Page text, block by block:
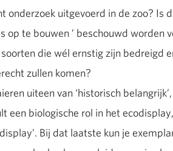
onderzoek uitgevoerd in de zoo? Is
op te bouwen ’ beschouwd worden
die wél ernstig zijn bedreigd
zullen komen?
uiteen van ‘historisch
een biologische rol in het
Bij dat laatste kun je